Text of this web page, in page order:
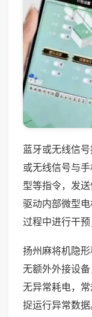
蓝牙或无线信
或无线信号与
型等指令，发
驱动内部微型
过程中进行干预
扬州麻将机隐形
无额外外接设
无异常耗电，
捉运行异常数据